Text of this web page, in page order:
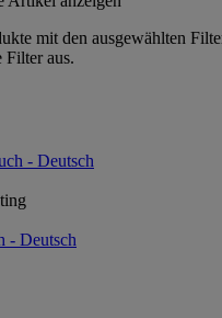
mit den ausgewählten
Filter aus.
- Deutsch